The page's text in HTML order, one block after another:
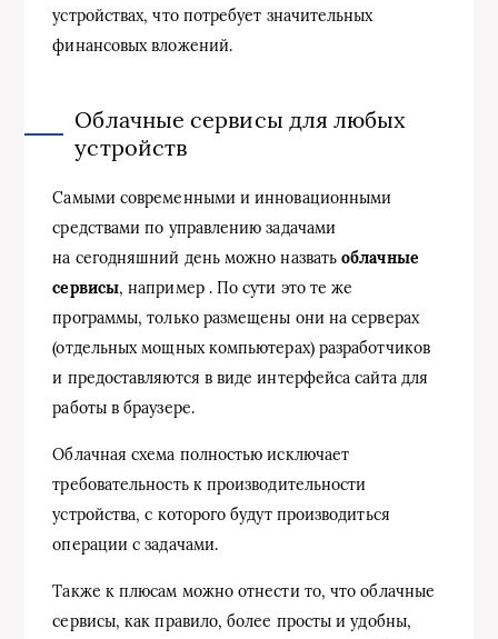
устройствах, что потребует значительных
финансовых вложений.
Облачные сервисы для любых
устройств
Самыми современными и инновационными
средствами по управлению задачами
на сегодняшний день можно назватьоблачные
сервисы, например . По сути это те же
программы, только размещены они на серверах
(отдельных мощных компьютерах) разработчиков
и предоставляются в виде интерфейса сайта для
работы в браузере.
Облачная схема полностью исключает
требовательность к производительности
устройства, с которого будут производиться
операции с задачами.
Также к плюсам можно отнести то, что облачные
сервисы, как правило, более просты и удобны,